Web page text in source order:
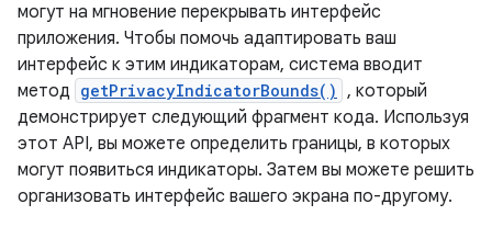
могут на мгновение перекрывать интерфейс
приложения. Чтобы помочь адаптировать ваш
интерфейс к этим индикаторам, система вводит
метод getPrivacyIndicatorBounds() , который
демонстрирует следующий фрагмент кода. Используя
этот API, вы можете определить границы, в которых
могут появиться индикаторы. Затем вы можете решить
организовать интерфейс вашего экрана по-другому.